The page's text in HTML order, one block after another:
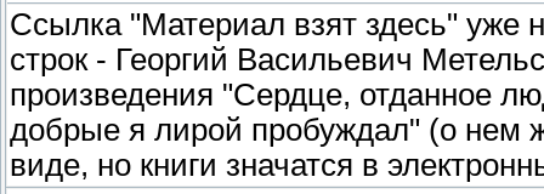
Ссылка "Материал взят здесь" уже
строк - Георгий Васильевич
произведения "Сердце, отданное
добрые я лирой пробуждал" (о нем
виде, но книги значатся в